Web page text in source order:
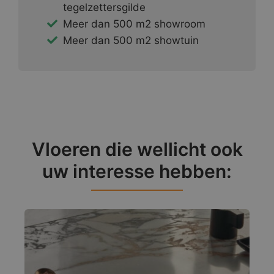
tegelzettersgilde
Meer dan 500 m2 showroom
Meer dan 500 m2 showtuin
Vloeren die wellicht ook
uw interesse hebben: